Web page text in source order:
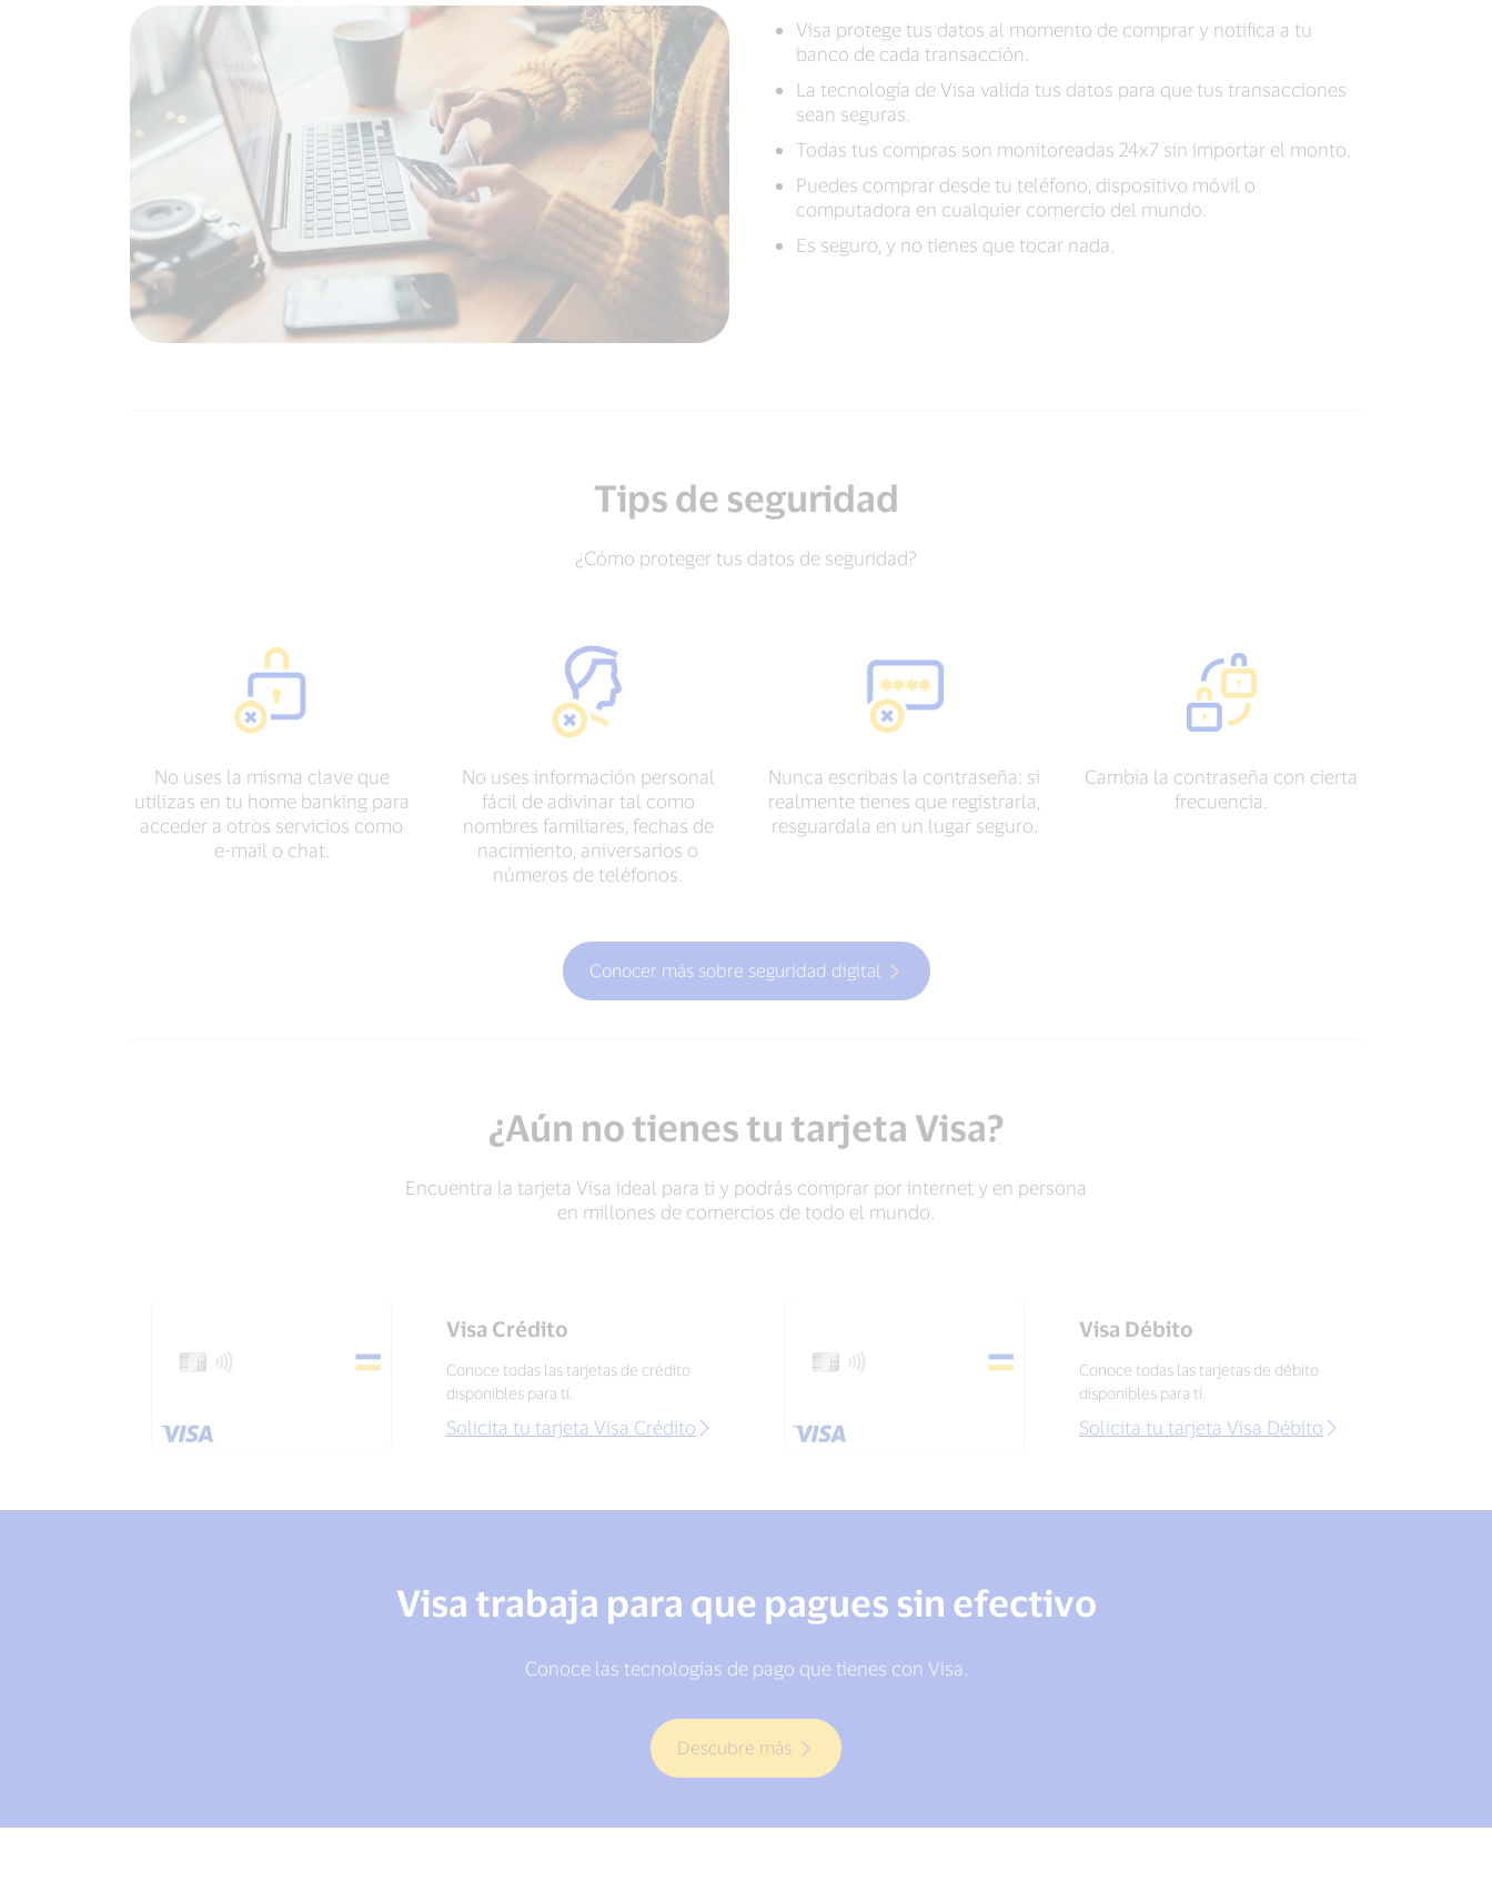
Visa protege tus datos al momento de comprar y notifica a tu
banco de cada transacción.
La tecnología de Visa valida tus datos para que tus transacciones
sean seguras.
Todas tus compras son monitoreadas 24x7 sin importar el monto.
Puedes comprar desde tu teléfono, dispositivo móvil o
computadora en cualquier comercio del mundo.
Es seguro, y no tienes que tocar nada.
Tips de seguridad
¿Cómo proteger tus datos de seguridad?
No uses la misma clave que
utilizas en tu home banking para
acceder a otros servicios como
e-mail o chat.
No uses información personal
fácil de adivinar tal como
nombres familiares, fechas de
nacimiento, aniversarios o
números de teléfonos.
Nunca escribas la contraseña: si
realmente tienes que registrarla,
resguardala en un lugar seguro.
Cambia la contraseña con cierta
frecuencia.
Conocer más sobre seguridad digital
¿Aún no tienes tu tarjeta Visa?
Encuentra la tarjeta Visa ideal para ti y podrás comprar por internet y en persona
en millones de comercios de todo el mundo.
Visa Crédito
Conoce todas las tarjetas de crédito
disponibles para tí.
Solicita tu tarjeta Visa Crédito
Visa Débito
Conoce todas las tarjetas de débito
disponibles para tí.
Solicita tu tarjeta Visa Débito
Visa trabaja para que pagues sin efectivo
Conoce las tecnologías de pago que tienes con Visa.
Descubre más